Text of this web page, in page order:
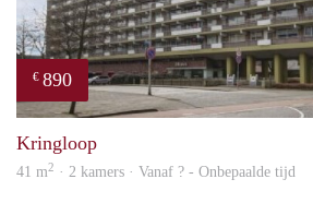
€ 890
Kringloop
41 m2 · 2 kamers · Vanaf ? - Onbepaalde tijd